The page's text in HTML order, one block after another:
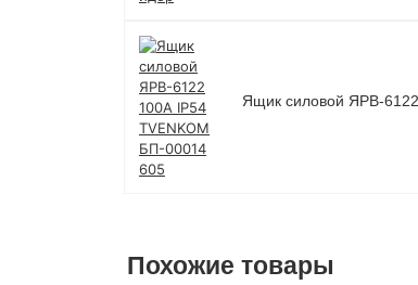
Ящик силовой ЯРВ-
Похожие товары